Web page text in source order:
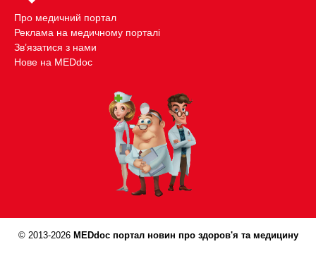
Про медичний портал
Реклама на медичному порталі
Зв’язатися з нами
Нове на MEDdoc
© 2013-2026 MEDdoc портал новин про здоров'я та медицину